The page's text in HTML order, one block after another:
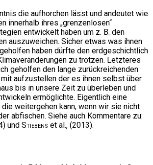
die aufhorchen lässt und andeutet wie
innerhalb ihres „grenzenlosen“
entwickelt haben um z. B. den
auszuweichen. Sicher etwas was ihnen
haben dürfte den erdgeschichtlich
zu trotzen. Letzteres
geholfen den lange zurückreichenden
aufzustellen der es ihnen selbst über
bis in unsere Zeit zu überleben und
ermöglichte. Eigentlich eine
weitergehen kann, wenn wir sie nicht
abfischen. Siehe auch Kommentare zu:
und Stiebens et al., (2013).